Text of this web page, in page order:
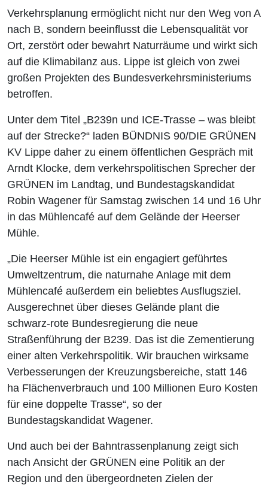
Verkehrsplanung ermöglicht nicht nur den Weg von A
nach B, sondern beeinflusst die Lebensqualität vor
Ort, zerstört oder bewahrt Naturräume und wirkt sich
auf die Klimabilanz aus. Lippe ist gleich von zwei
großen Projekten des Bundesverkehrsministeriums
betroffen.
Unter dem Titel „B239n und ICE-Trasse – was bleibt
auf der Strecke?“ laden BÜNDNIS 90/DIE GRÜNEN
KV Lippe daher zu einem öffentlichen Gespräch mit
Arndt Klocke, dem verkehrspolitischen Sprecher der
GRÜNEN im Landtag, und Bundestagskandidat
Robin Wagener für Samstag zwischen 14 und 16 Uhr
in das Mühlencafé auf dem Gelände der Heerser
Mühle.
„Die Heerser Mühle ist ein engagiert geführtes
Umweltzentrum, die naturnahe Anlage mit dem
Mühlencafé außerdem ein beliebtes Ausflugsziel.
Ausgerechnet über dieses Gelände plant die
schwarz-rote Bundesregierung die neue
Straßenführung der B239. Das ist die Zementierung
einer alten Verkehrspolitik. Wir brauchen wirksame
Verbesserungen der Kreuzungsbereiche, statt 146
ha Flächenverbrauch und 100 Millionen Euro Kosten
für eine doppelte Trasse“, so der
Bundestagskandidat Wagener.
Und auch bei der Bahntrassenplanung zeigt sich
nach Ansicht der GRÜNEN eine Politik an der
Region und den übergeordneten Zielen der